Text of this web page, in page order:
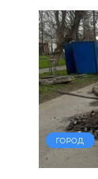
ГОРОД